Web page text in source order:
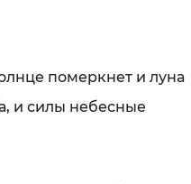
померкнет и луна
и силы небесные